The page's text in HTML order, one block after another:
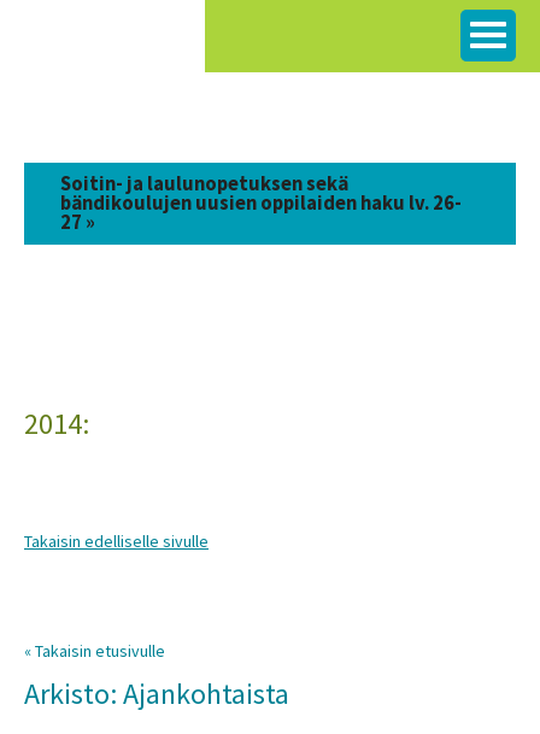
Soitin- ja laulunopetuksen sekä
bändikoulujen uusien oppilaiden haku lv. 26-
27 »
2014:
Takaisin edelliselle sivulle
« Takaisin etusivulle
Arkisto: Ajankohtaista